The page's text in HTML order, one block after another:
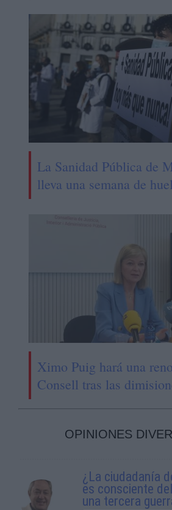
La Sanidad Pública de
lleva una semana de
Ximo Puig hará una
Consell tras las
OPINIONES
¿La ciudadanía
es consciente
una tercera